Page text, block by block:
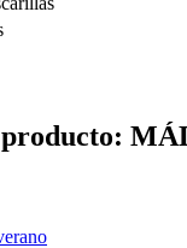
producto: